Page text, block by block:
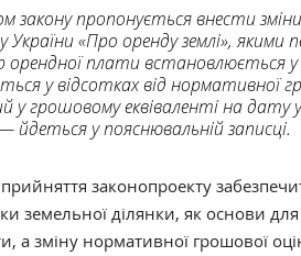
закону пропонується внести
України «Про оренду землі», якими
орендної плати встановлюється у
у відсотках від нормативної
у грошовому еквіваленті на дату
йдеться у пояснювальній записці.
законопроекту
земельної ділянки, як основи
а зміну нормативної грошової